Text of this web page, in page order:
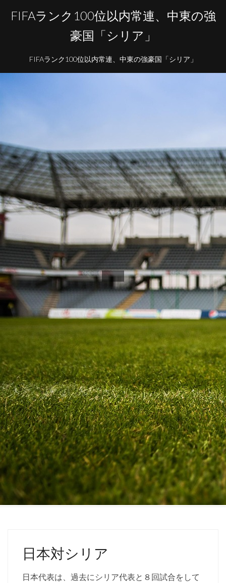
FIFAランク100位以内常連、中東の強
豪国「シリア」
FIFAランク100位以内常連、中東の強豪国「シリア」
日本対シリア
日本代表は、過去にシリア代表と８回試合をして